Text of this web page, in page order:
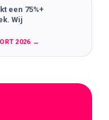
een 75%+
Wij
2026→